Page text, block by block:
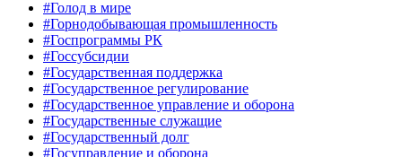
#Голод в мире
#Горнодобывающая промышленность
#Госпрограммы РК
#Госсубсидии
#Государственная поддержка
#Государственное регулирование
#Государственное управление и оборона
#Государственные служащие
#Государственный долг
#Госуправление и оборона